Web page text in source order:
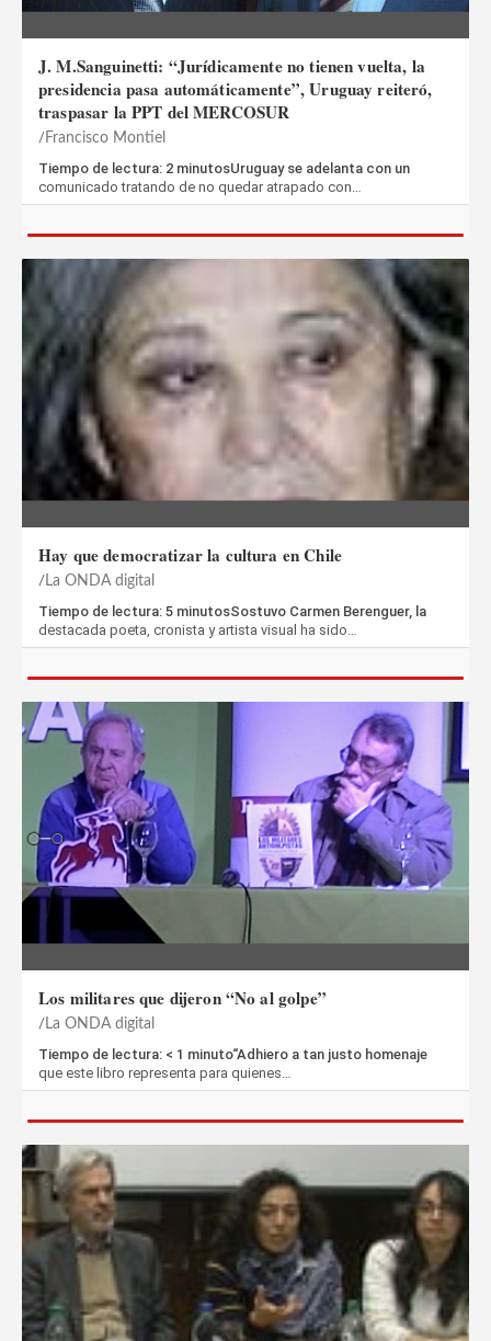
J. M.Sanguinetti: “Jurídicamente no tienen vuelta, la
presidencia pasa automáticamente”, Uruguay reiteró,
traspasar la PPT del MERCOSUR
Francisco Montiel
Tiempo de lectura: 2 minutosUruguay se adelanta con un
comunicado tratando de no quedar atrapado con…
Hay que democratizar la cultura en Chile
La ONDA digital
Tiempo de lectura: 5 minutosSostuvo Carmen Berenguer, la
destacada poeta, cronista y artista visual ha sido…
Los militares que dijeron “No al golpe”
La ONDA digital
Tiempo de lectura: < 1 minuto“Adhiero a tan justo homenaje
que este libro representa para quienes…